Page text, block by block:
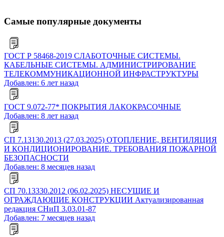
Самые популярные документы
ГОСТ Р 58468-2019 СЛАБОТОЧНЫЕ СИСТЕМЫ.
КАБЕЛЬНЫЕ СИСТЕМЫ. АДМИНИСТРИРОВАНИЕ
ТЕЛЕКОММУНИКАЦИОННОЙ ИНФРАСТРУКТУРЫ
Добавлен: 6 лет назад
ГОСТ 9.072-77* ПОКРЫТИЯ ЛАКОКРАСОЧНЫЕ
Добавлен: 8 лет назад
СП 7.13130.2013 (27.03.2025) ОТОПЛЕНИЕ, ВЕНТИЛЯЦИЯ
И КОНДИЦИОНИРОВАНИЕ. ТРЕБОВАНИЯ ПОЖАРНОЙ
БЕЗОПАСНОСТИ
Добавлен: 8 месяцев назад
СП 70.13330.2012 (06.02.2025) НЕСУЩИЕ И
ОГРАЖДАЮЩИЕ КОНСТРУКЦИИ Актуализированная
редакция СНиП 3.03.01-87
Добавлен: 7 месяцев назад